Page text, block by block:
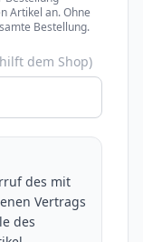
Artikel an. Ohne
Bestellung.
dem Shop)
des mit
Vertrags
des